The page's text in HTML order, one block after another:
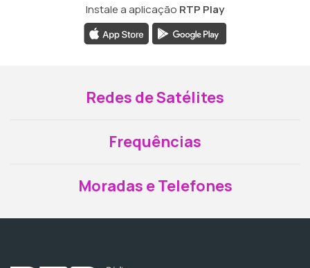
Instale a aplicação RTP Play
Redes de Satélites
Frequências
Moradas e Telefones